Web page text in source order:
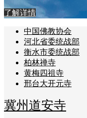
了解详情
中国佛教协会
河北省委统战部
衡水市委统战部
柏林禅寺
黄梅四祖寺
邢台大开元寺
冀州道安寺